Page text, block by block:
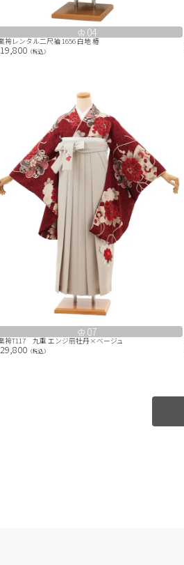
04
袴レンタル二尺袖 1656 白地 椿
（税込）
07
袴T117 九重 エンジ扇牡丹×ベージュ
（税込）